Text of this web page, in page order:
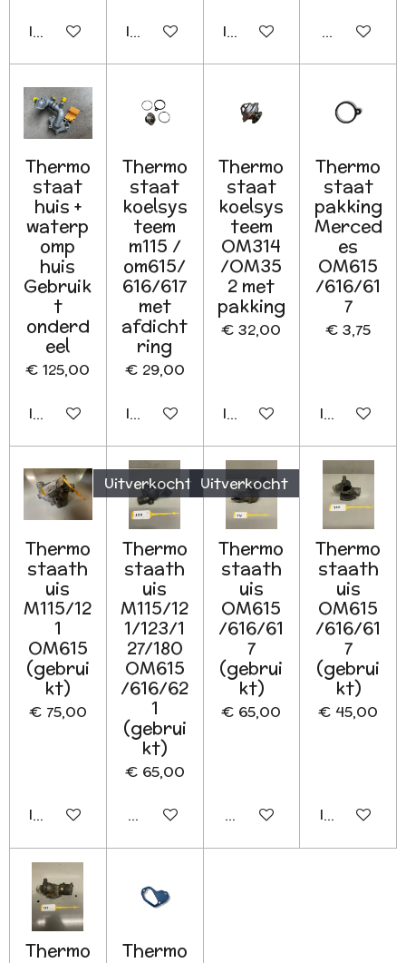
In winkelwagenIn winkelwagenIn winkelwagenHoud mij
Thermo
staat
huis +
waterp
omp
huis
Gebruik
t
onderd
eel
€ 125,00
In winkelwagen
Thermo
staat
koelsys
teem
m115 /
om615/
616/617
met
afdicht
ring
€ 29,00
In winkelwagen
Thermo
staat
koelsys
teem
OM314
/OM35
2 met
pakking
€ 32,00
In winkelwagen
Thermo
staat
pakking
Merced
es
OM615
/616/61
7
€ 3,75
In
Thermo
staath
uis
M115/12
1
OM615
(gebrui
kt)
€ 75,00
In winkelwagen
Uitverkocht
Thermo
staath
uis
M115/12
1/123/1
27/180
OM615
/616/62
1
(gebrui
kt)
€ 65,00
Houd mij op de hoogte
Uitverkocht
Thermo
staath
uis
OM615
/616/61
7
(gebrui
kt)
€ 65,00
Houd mij op de hoogte
Thermo
staath
uis
OM615
/616/61
7
(gebrui
kt)
€ 45,00
In
Thermo Thermo